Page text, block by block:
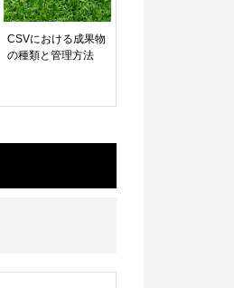
CSVにおける成果物
の種類と管理方法